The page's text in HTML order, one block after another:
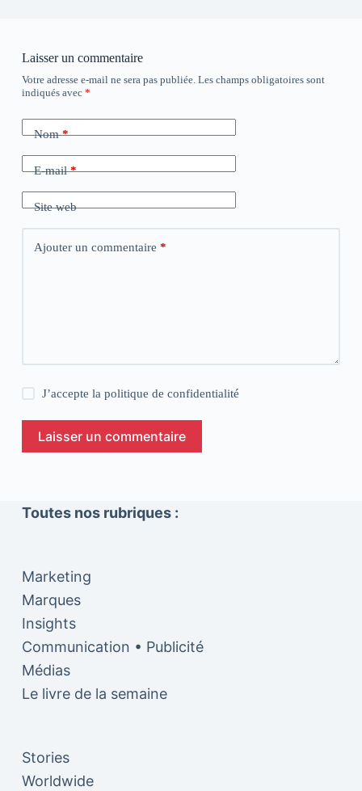
Laisser un commentaire
Votre adresse e-mail ne sera pas publiée. Les champs obligatoires sont
indiqués avec *
Nom*
E-mail*
Site web
Ajouter un commentaire *
J’accepte lapolitique de confidentialité
Laisser un commentaire
Toutes nos rubriques :
Marketing
Marques
Insights
Communication • Publicité
Médias
Le livre de la semaine
Stories
Worldwide